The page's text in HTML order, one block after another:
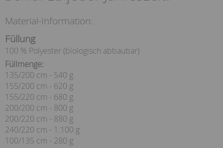
Material-Information:
Füllung
100 % Polyester (biologisch abbaubar)
Füllmenge:
135/200 cm - 540 g
155/200 cm - 620 g
155/220 cm - 680 g
200/200 cm - 800 g
200/220 cm - 880 g
240/220 cm - 1.100 g
100/135 cm - 280 g